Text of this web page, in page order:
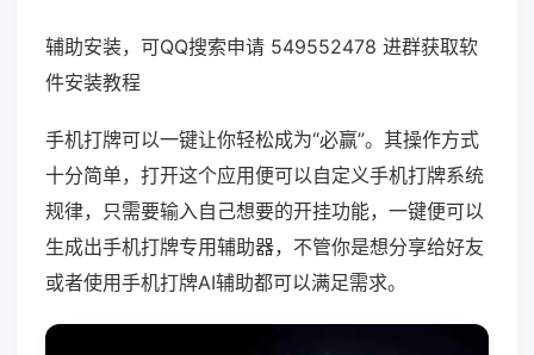
辅助安装，可QQ搜索申请 549552478 进群获取软
件安装教程
手机打牌可以一键让你轻松成为“必赢”。其操作方式
十分简单，打开这个应用便可以自定义手机打牌系统
规律，只需要输入自己想要的开挂功能，一键便可以
生成出手机打牌专用辅助器，不管你是想分享给好友
或者使用手机打牌AI辅助都可以满足需求。